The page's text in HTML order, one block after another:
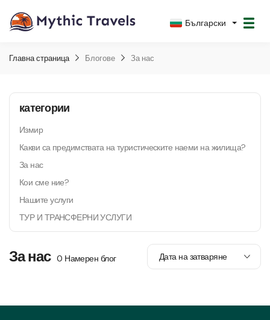
Български
Главна страница Блогове За нас
категории
Измир
Какви са предимствата на туристическите наеми на жилища?
За нас
Кои сме ние?
Нашите услуги
ТУР И ТРАНСФЕРНИ УСЛУГИ
За нас 0 Намерен блог